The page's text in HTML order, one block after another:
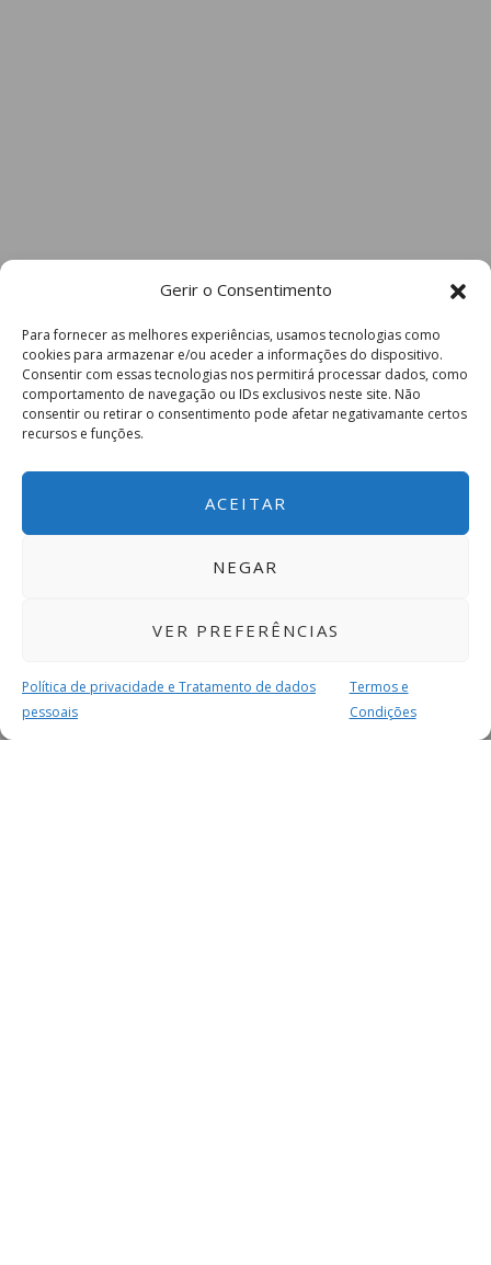
Gerir o Consentimento
Para fornecer as melhores experiências, usamos tecnologias como
cookies para armazenar e/ou aceder a informações do dispositivo.
Consentir com essas tecnologias nos permitirá processar dados, como
comportamento de navegação ou IDs exclusivos neste site. Não
consentir ou retirar o consentimento pode afetar negativamante certos
recursos e funções.
ACEITAR
NEGAR
VER PREFERÊNCIAS
Política de privacidade e Tratamento de dados
pessoais
Termos e
Condições